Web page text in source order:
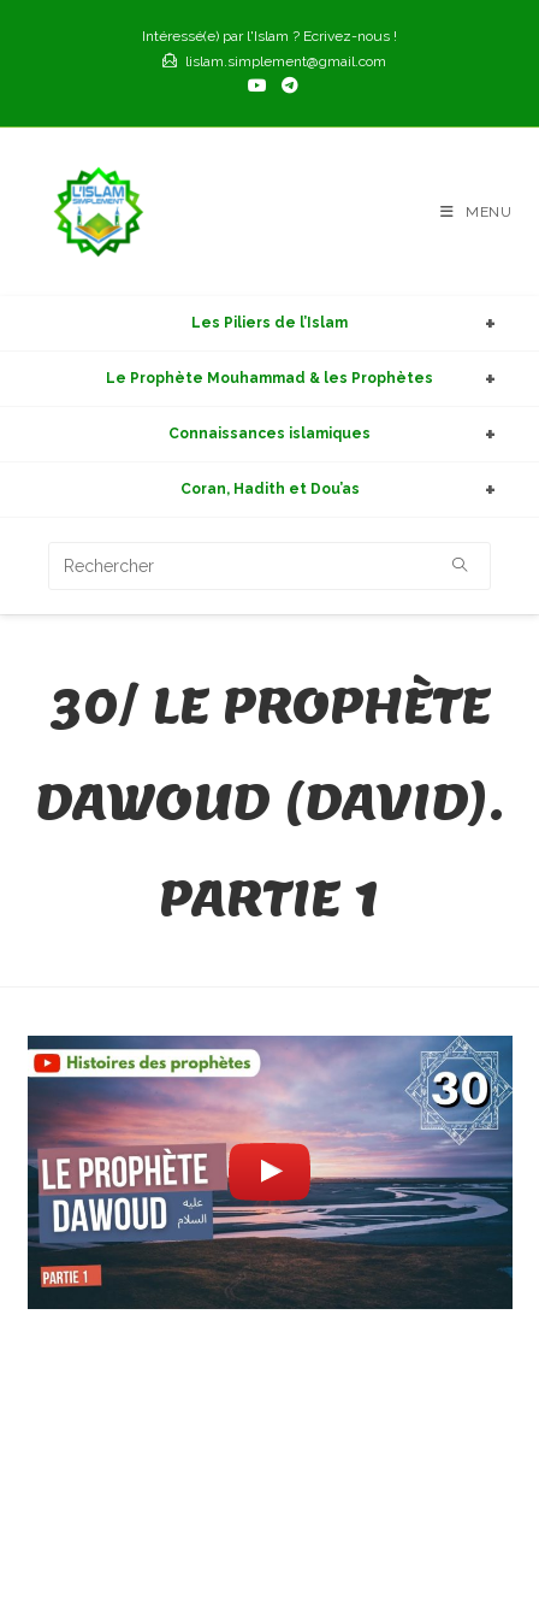
Intéressé(e) par l'Islam ? Ecrivez-nous !
lislam.simplement@gmail.com
MENU
Les Piliers de l’Islam
Le Prophète Mouhammad & les Prophètes
Connaissances islamiques
Coran, Hadith et Dou’as
30/ LE PROPHÈTE
DAWOUD (DAVID).
PARTIE 1